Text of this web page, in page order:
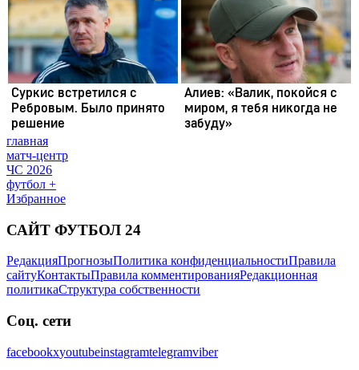
главная
матч-центр
ЧС 2026
футбол +
Избранное
САЙТ ФУТБОЛ 24
РедакцияПрогнозыПолитика конфиденциальностиПравила
сайтуКонтактыПравила комментированияРедакционная
политикаСтруктура собственности
Соц. сети
facebookxyoutubeinstagramtelegramviber